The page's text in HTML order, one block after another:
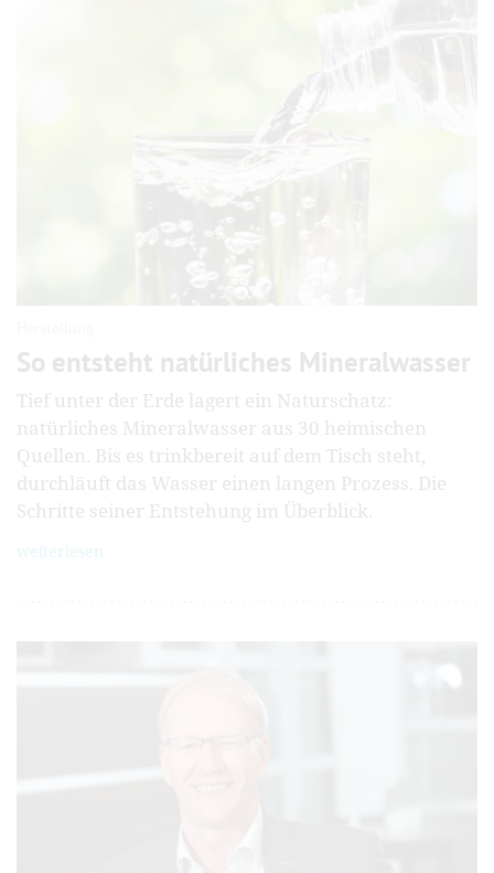
So entsteht natürliches Mineralwasser
Tief unter der Erde lagert ein Naturschatz:
natürliches Mineralwasser aus 30 heimischen
Quellen. Bis es trinkbereit auf dem Tisch steht,
durchläuft das Wasser einen langen Prozess. Die
Schritte seiner Entstehung im Überblick.
weiterlesen